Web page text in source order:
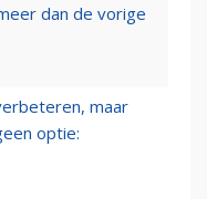
dan de vorige
maar
optie: